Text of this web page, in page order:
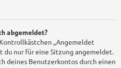
abgemeldet?
„Angemeldet
du nur für eine Sitzung angemeldet.
deines Benutzerkontos durch einen